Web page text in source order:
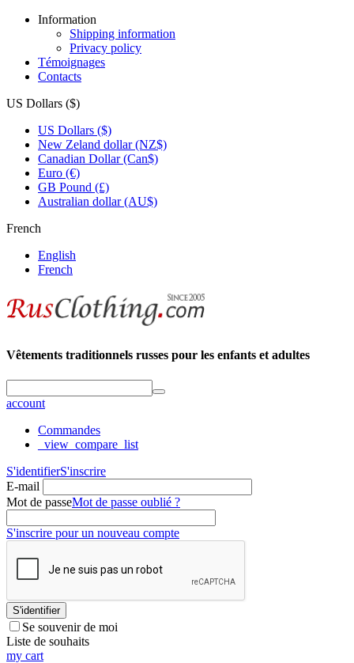
Information
Shipping information
Privacy policy
Témoignages
Contacts
US Dollars ($)
US Dollars ($)
New Zeland dollar (NZ$)
Canadian Dollar (Can$)
Euro (€)
GB Pound (£)
Australian dollar (AU$)
French
English
French
Vêtements traditionnels russes pour les enfants et adultes
account
Commandes
_view_compare_list
S'identifierS'inscrire
E-mail
Mot de passeMot de passe oublié ?
S'inscrire pour un nouveau compte
S'identifier
Se souvenir de moi
Liste de souhaits
my cart